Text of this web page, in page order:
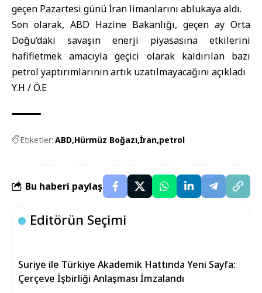
geçen Pazartesi günü İran limanlarını ablukaya aldı.
Son olarak, ABD Hazine Bakanlığı, geçen ay Orta
Doğu’daki savaşın enerji piyasasına etkilerini
hafifletmek amacıyla geçici olarak kaldırılan bazı
petrol yaptırımlarının artık uzatılmayacağını açıkladı
Y.H / Ö.E
Etiketler: ABD Hürmüz Boğazı İran petrol
Bu haberi paylaş
Editörün Seçimi
Suriye ile Türkiye Akademik Hattında Yeni Sayfa:
Çerçeve İşbirliği Anlaşması İmzalandı